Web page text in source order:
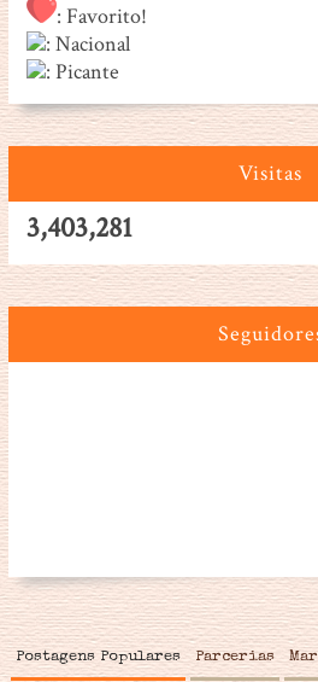
: Favorito!
: Nacional
: Picante
Visitas
3,403,281
Postagens Populares Parcerias